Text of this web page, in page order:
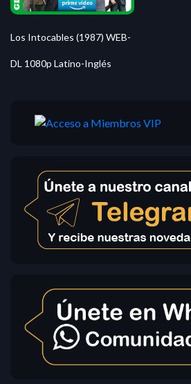
Los Intocables (1987) WEB-
DL 1080p Latino-Inglés